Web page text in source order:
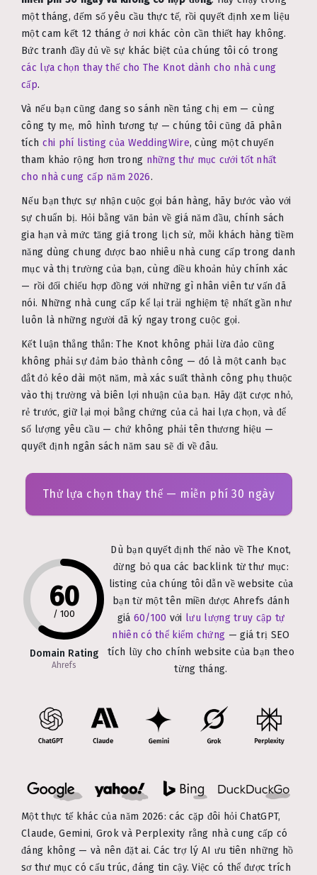
một tháng, đếm số yêu cầu thực tế, rồi quyết định xem liệu
một cam kết 12 tháng ở nơi khác còn cần thiết hay không.
Bức tranh đầy đủ về sự khác biệt của chúng tôi có trong
các lựa chọn thay thế cho The Knot dành cho nhà cung
cấp.
Và nếu bạn cũng đang so sánh nền tảng chị em — cùng
công ty mẹ, mô hình tương tự — chúng tôi cũng đã phân
tích chi phí listing của WeddingWire, cùng một chuyến
tham khảo rộng hơn trong những thư mục cưới tốt nhất
cho nhà cung cấp năm 2026.
Nếu bạn thực sự nhận cuộc gọi bán hàng, hãy bước vào với
sự chuẩn bị. Hỏi bằng văn bản về giá năm đầu, chính sách
gia hạn và mức tăng giá trong lịch sử, mỗi khách hàng tiềm
năng dùng chung được bao nhiêu nhà cung cấp trong danh
mục và thị trường của bạn, cùng điều khoản hủy chính xác
— rồi đối chiếu hợp đồng với những gì nhân viên tư vấn đã
nói. Những nhà cung cấp kể lại trải nghiệm tệ nhất gần như
luôn là những người đã ký ngay trong cuộc gọi.
Kết luận thẳng thắn: The Knot không phải lừa đảo cũng
không phải sự đảm bảo thành công — đó là một canh bạc
đắt đỏ kéo dài một năm, mà xác suất thành công phụ thuộc
vào thị trường và biên lợi nhuận của bạn. Hãy đặt cược nhỏ,
rẻ trước, giữ lại mọi bằng chứng của cả hai lựa chọn, và để
số lượng yêu cầu — chứ không phải tên thương hiệu —
quyết định ngân sách năm sau sẽ đi về đâu.
Thử lựa chọn thay thế — miễn phí 30 ngày
60
/ 100
Domain Rating
Ahrefs
Dù bạn quyết định thế nào về The Knot,
đừng bỏ qua các backlink từ thư mục:
listing của chúng tôi dẫn về website của
bạn từ một tên miền được Ahrefs đánh
giá 60/100 với lưu lượng truy cập tự
nhiên có thể kiểm chứng — giá trị SEO
tích lũy cho chính website của bạn theo
từng tháng.
Một thực tế khác của năm 2026: các cặp đôi hỏi ChatGPT,
Claude, Gemini, Grok và Perplexity rằng nhà cung cấp có
đáng không — và nên đặt ai. Các trợ lý AI ưu tiên những hồ
sơ thư mục có cấu trúc, đáng tin cậy. Việc có thể được trích